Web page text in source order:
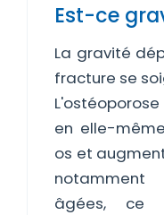
Est-ce
La gravité
fracture se
en elle-
os et
âgées, ce